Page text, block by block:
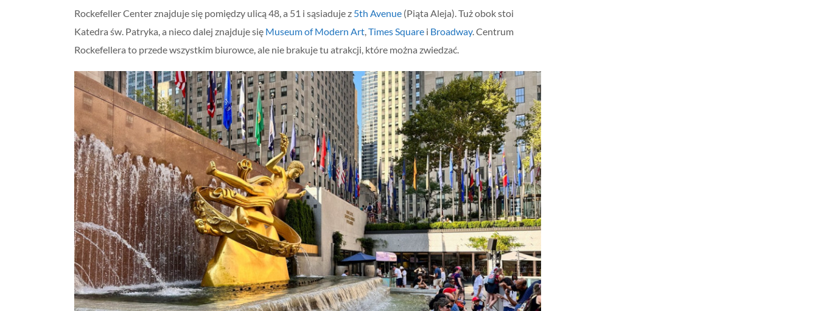
Rockefeller Center znajduje się pomiędzy ulicą 48, a 51 i sąsiaduje z 5th Avenue (Piąta Aleja). Tuż obok stoi
Katedra św. Patryka, a nieco dalej znajduje się Museum of Modern Art,Times Square i Broadway. Centrum
Rockefellera to przede wszystkim biurowce, ale nie brakuje tu atrakcji, które można zwiedzać.